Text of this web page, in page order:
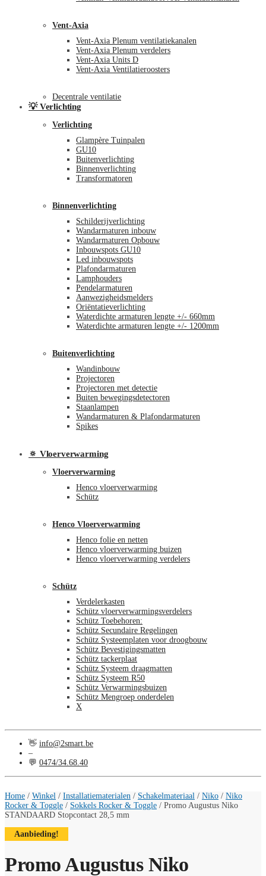
Vent-Axia
Vent-Axia Plenum ventilatiekanalen
Vent-Axia Plenum verdelers
Vent-Axia Units D
Vent-Axia Ventilatieroosters
Decentrale ventilatie
💡 Verlichting
Verlichting
Glampère Tuinpalen
GU10
Buitenverlichting
Binnenverlichting
Transformatoren
Binnenverlichting
Schilderijverlichting
Wandarmaturen inbouw
Wandarmaturen Opbouw
Inbouwspots GU10
Led inbouwspots
Plafondarmaturen
Lamphouders
Pendelarmaturen
Aanwezigheidsmelders
Oriëntatieverlichting
Waterdichte armaturen lengte +/- 660mm
Waterdichte armaturen lengte +/- 1200mm
Buitenverlichting
Wandinbouw
Projectoren
Projectoren met detectie
Buiten bewegingsdetectoren
Staanlampen
Wandarmaturen & Plafondarmaturen
Spikes
🔅 Vloerverwarming
Vloerverwarming
Henco vloerverwarming
Schütz
Henco Vloerverwarming
Henco folie en netten
Henco vloerverwarming buizen
Henco vloerverwarming verdelers
Schütz
Verdelerkasten
Schütz vloerverwarmingsverdelers
Schütz Toebehoren:
Schütz Secundaire Regelingen
Schütz Systeemplaten voor droogbouw
Schütz Bevestigingsmatten
Schütz tackerplaat
Schütz Systeem draagmatten
Schütz Systeem R50
Schütz Verwarmingsbuizen
Schütz Mengroep onderdelen
X
👋 info@2smart.be
–
💬 0474/34.68.40
Home / Winkel / Installatiematerialen / Schakelmateriaal / Niko / Niko
Rocker & Toggle / Sokkels Rocker & Toggle / Promo Augustus Niko
STANDAARD Stopcontact 28,5 mm
Aanbieding!
Promo Augustus Niko